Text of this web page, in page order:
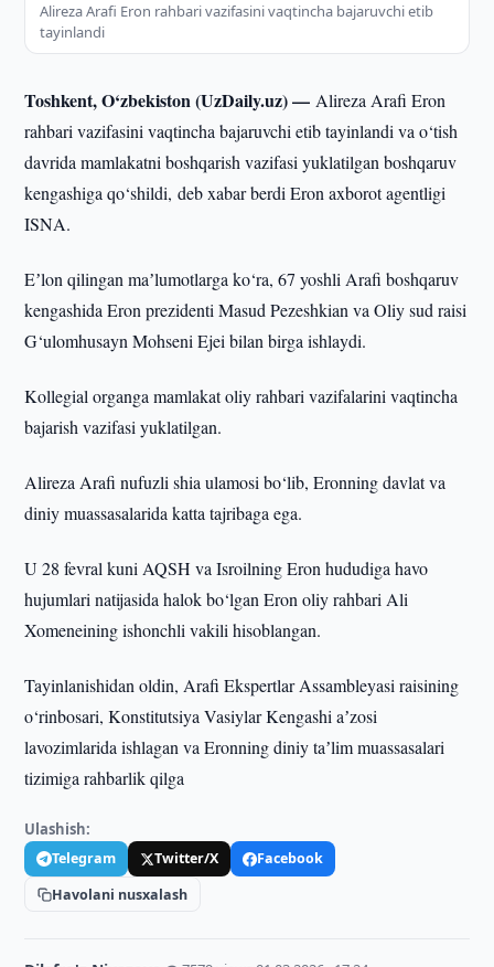
Alireza Arafi Eron rahbari vazifasini vaqtincha bajaruvchi etib
tayinlandi
Toshkent, O‘zbekiston (UzDaily.uz) —Alireza Arafi Eron
rahbari vazifasini vaqtincha bajaruvchi etib tayinlandi va o‘tish
davrida mamlakatni boshqarish vazifasi yuklatilgan boshqaruv
kengashiga qo‘shildi, deb xabar berdi Eron axborot agentligi
ISNA.
Eʼlon qilingan maʼlumotlarga ko‘ra, 67 yoshli Arafi boshqaruv
kengashida Eron prezidenti Masud Pezeshkian va Oliy sud raisi
G‘ulomhusayn Mohseni Ejei bilan birga ishlaydi.
Kollegial organga mamlakat oliy rahbari vazifalarini vaqtincha
bajarish vazifasi yuklatilgan.
Alireza Arafi nufuzli shia ulamosi bo‘lib, Eronning davlat va
diniy muassasalarida katta tajribaga ega.
U 28 fevral kuni AQSH va Isroilning Eron hududiga havo
hujumlari natijasida halok bo‘lgan Eron oliy rahbari Ali
Xomeneining ishonchli vakili hisoblangan.
Tayinlanishidan oldin, Arafi Ekspertlar Assambleyasi raisining
o‘rinbosari, Konstitutsiya Vasiylar Kengashi aʼzosi
lavozimlarida ishlagan va Eronning diniy taʼlim muassasalari
tizimiga rahbarlik qilga
Ulashish:
Telegram Twitter/X
Facebook
Havolani nusxalash